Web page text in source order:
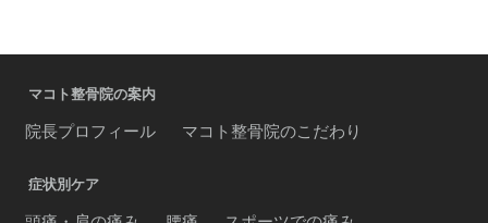
マコト整骨院の案内
院長プロフィール マコト整骨院のこだわり
症状別ケア